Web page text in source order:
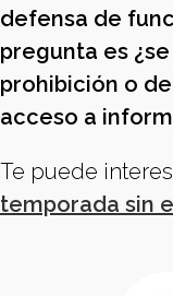
defensa de
pregunta es
prohibición o
acceso a
Te puede
temporada sin